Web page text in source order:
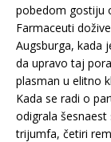
pobedom gostiju
Farmaceuti
Augsburga, kada
da upravo taj
plasman u elitno
Kada se radi o
odigrala
trijumfa, četiri